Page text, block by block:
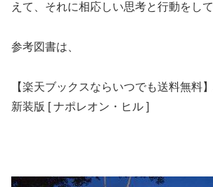
えて、それに相応しい思考と行動をし
参考図書は、
【楽天ブックスならいつでも送料無料
新装版 [ ナポレオン・ヒル ]